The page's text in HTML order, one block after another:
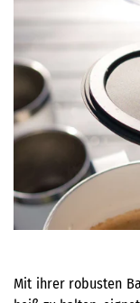
Mit ihrer robusten